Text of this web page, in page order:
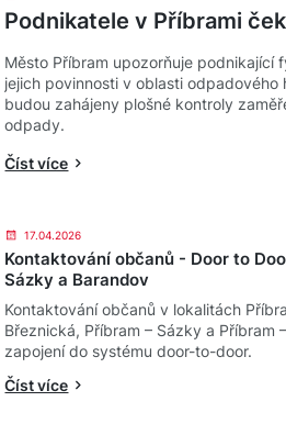
Podnikatele v Příbrami
Město Příbram upozorňuje podnikající
jejich povinnosti v oblasti odpadového
budou zahájeny plošné kontroly
odpady.
Číst více
17.04.2026
Kontaktování občanů - Door to
Sázky a Barandov
Kontaktování občanů v lokalitách
Březnická, Příbram – Sázky a Příbram
zapojení do systému door-to-door.
Číst více